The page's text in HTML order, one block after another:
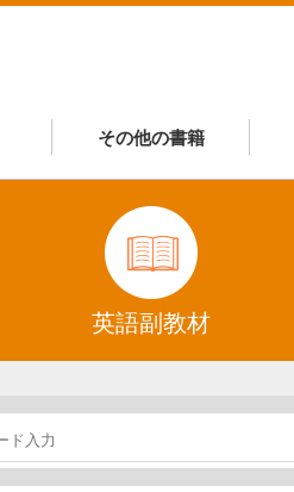
その他の書籍
英語副教材